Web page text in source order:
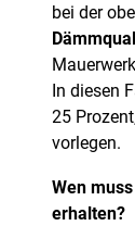
bei der
In diesen
25
vorlegen.
Wen
erhalten?